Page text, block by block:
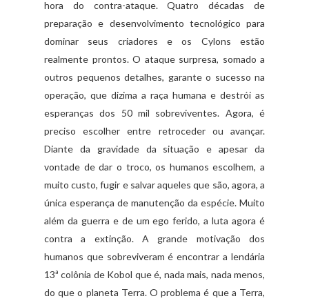
hora do contra-ataque. Quatro décadas de
preparação e desenvolvimento tecnológico para
dominar seus criadores e os Cylons estão
realmente prontos. O ataque surpresa, somado a
outros pequenos detalhes, garante o sucesso na
operação, que dizima a raça humana e destrói as
esperanças dos 50 mil sobreviventes. Agora, é
preciso escolher entre retroceder ou avançar.
Diante da gravidade da situação e apesar da
vontade de dar o troco, os humanos escolhem, a
muito custo, fugir e salvar aqueles que são, agora, a
única esperança de manutenção da espécie. Muito
além da guerra e de um ego ferido, a luta agora é
contra a extinção. A grande motivação dos
humanos que sobreviveram é encontrar a lendária
13ª colônia de Kobol que é, nada mais, nada menos,
do que o planeta Terra. O problema é que a Terra,